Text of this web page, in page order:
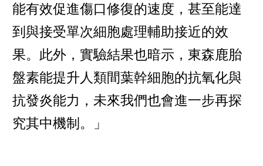
能有效促進傷口修復的速度，甚至能達
到與接受單次細胞處理輔助接近的效
果。此外，實驗結果也暗示，東森鹿胎
盤素能提升人類間葉幹細胞的抗氧化與
抗發炎能力，未來我們也會進一步再探
究其中機制。」